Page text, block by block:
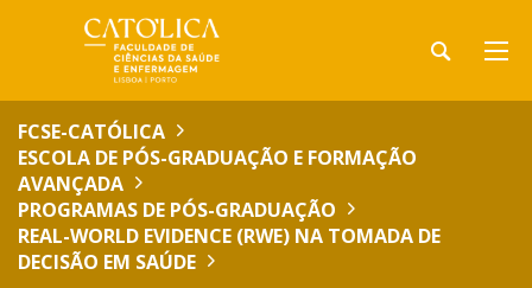
FCSE-CATÓLICA
ESCOLA DE PÓS-GRADUAÇÃO E FORMAÇÃO
AVANÇADA
PROGRAMAS DE PÓS-GRADUAÇÃO
REAL-WORLD EVIDENCE (RWE) NA TOMADA DE
DECISÃO EM SAÚDE